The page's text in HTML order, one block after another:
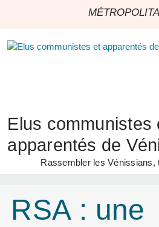
Elus communistes
apparentés de
Rassembler les Vénissians,
RSA : une